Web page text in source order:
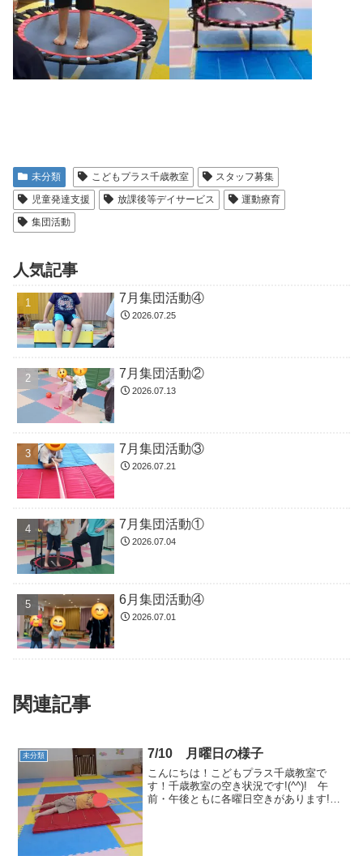
未分類 こどもプラス千歳教室
スタッフ募集
児童発達支援
放課後等デイサービス
運動療育
集団活動
人気記事
7月集団活動④
2026.07.25
7月集団活動②
2026.07.13
7月集団活動③
2026.07.21
7月集団活動①
2026.07.04
6月集団活動④
2026.07.01
関連記事
未分類 7/10 月曜日の様子
こんにちは！こどもプラス千歳教室で
す！千歳教室の空き状況です!(^^)! 午
前・午後ともに各曜日空きがあります!